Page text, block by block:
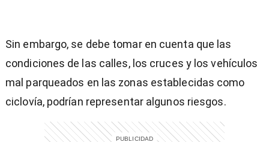
Sin embargo, se debe tomar en cuenta que las
condiciones de las calles, los cruces y los vehículos
mal parqueados en las zonas establecidas como
ciclovía, podrían representar algunos riesgos.